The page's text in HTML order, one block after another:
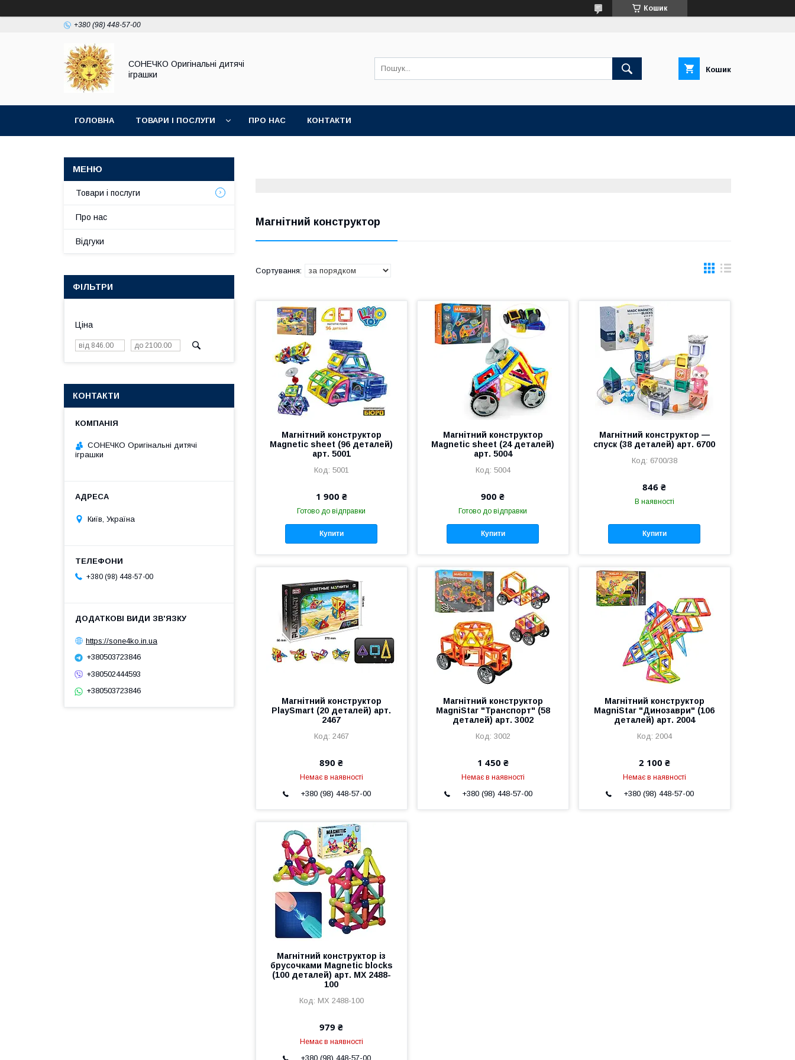
Кошик
+380 (98) 448-57-00
СОНЕЧКО Оригінальні дитячі
іграшки
Кошик
ГОЛОВНА ТОВАРИ І ПОСЛУГИ ПРО НАС КОНТАКТИ
Магнітний конструктор
Магнітний конструктор
Magnetic sheet (96 деталей)
арт. 5001
5001
1 900 ₴
Готово до відправки
Купити
Магнітний конструктор
Magnetic sheet (24 деталей)
арт. 5004
5004
900 ₴
Готово до відправки
Купити
Магнітний конструктор —
спуск (38 деталей) арт. 6700
6700/38
846 ₴
В наявності
Купити
Магнітний конструктор
PlaySmart (20 деталей) арт.
2467
2467
890 ₴
Немає в наявності
+380 (98) 448-57-00
Магнітний конструктор
MagniStar "Транспорт" (58
деталей) арт. 3002
3002
1 450 ₴
Немає в наявності
+380 (98) 448-57-00
Магнітний конструктор
MagniStar "Динозаври" (106
деталей) арт. 2004
2004
2 100 ₴
Немає в наявності
+380 (98) 448-57-00
Магнітний конструктор із
брусочками Magnetic blocks
(100 деталей) арт. MX 2488-
100
MX 2488-100
979 ₴
Немає в наявності
+380 (98) 448-57-00
Товари і послуги
Про нас
Відгуки
ФІЛЬТРИ
Ціна
КОНТАКТИ
СОНЕЧКО Оригінальні дитячі
іграшки
Київ, Україна
+380 (98) 448-57-00
https://sone4ko.in.ua
+380503723846
+380502444593
+380503723846